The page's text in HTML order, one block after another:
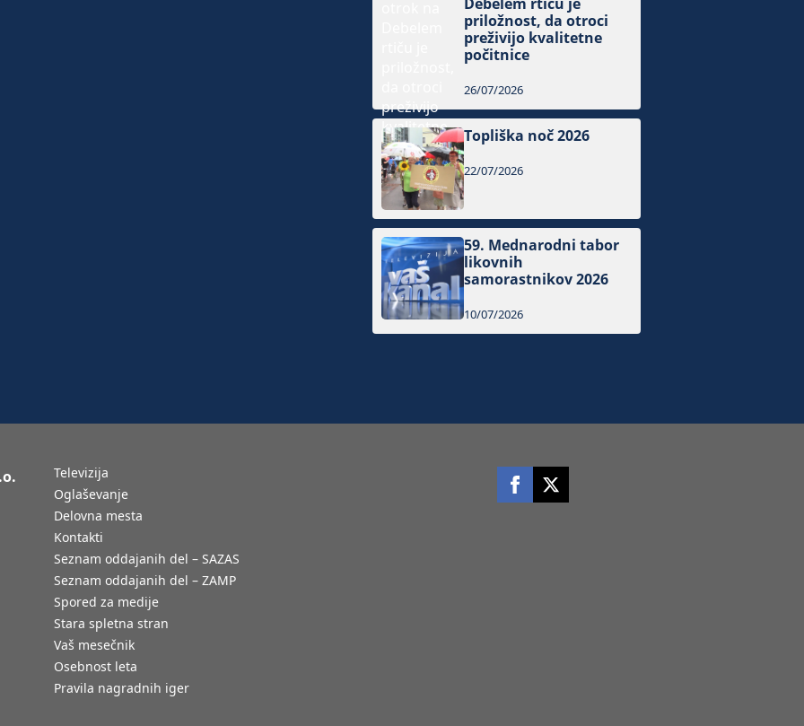
priložnost, da otroci
preživijo kvalitetne
počitnice
26/07/2026
Topliška noč 2026
22/07/2026
59. Mednarodni tabor
likovnih
samorastnikov 2026
10/07/2026
Televizija
Oglaševanje
Delovna mesta
Kontakti
Seznam oddajanih del – SAZAS
Seznam oddajanih del – ZAMP
Spored za medije
Stara spletna stran
Vaš mesečnik
Osebnost leta
Pravila nagradnih iger